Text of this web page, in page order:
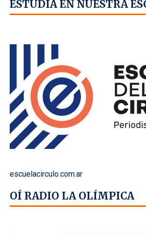
ESTUDIÁ EN NUESTRA
escuelacirculo.com.ar
OÍ RADIO LA OLÍMPICA